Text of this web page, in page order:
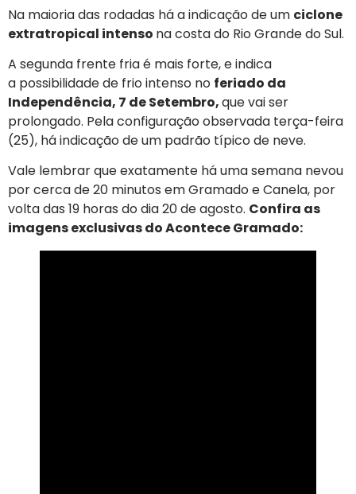
Na maioria das rodadas há a indicação de um ciclone
extratropical intenso na costa do Rio Grande do Sul.
A segunda frente fria é mais forte, e indica
a possibilidade de frio intenso no feriado da
Independência, 7 de Setembro,que vai ser
prolongado. Pela configuração observada terça-feira
(25), há indicação de um padrão típico de neve.
Vale lembrar que exatamente há uma semana nevou
por cerca de 20 minutos em Gramado e Canela, por
volta das 19 horas do dia 20 de agosto. Confira as
imagens exclusivas do Acontece Gramado: